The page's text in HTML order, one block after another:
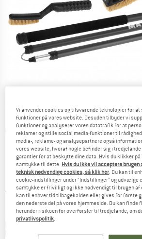
Detaljevisning
Original pris :
109,95€
Pris:
58,27€ inkl. moms.
KR435,60
plus Forsendelsesomkostninger
Udgående model
Vi anvender cookies og tilsvarende teknologier for at
funktioner på vores website. Desuden tilbyder vi
funktioner og analyserer vores datatrafik for at
reklamer og stille social media-funktioner til
media-, reklame- og analysepartnere også
vores website, hvoraf nogle befinder sig i
garantier for at beskytte dine data. Hvis du klikker
samtykke til dette. Hvis du ikke vil acceptere brugen
teknisk nødvendige cookies, så klik her. Du kan til
cookie-indstillinger under "Indstillinger" og udvælge
samtykke er frivilligt og ikke nødvendigt til brugen af
kan til enhver tid tilbagekaldes eller gives for første
den nederste del på vores hjemmeside. Du kan finde
herunder risikoen for overførsler til tredjelande, om
privatlivspolitik.